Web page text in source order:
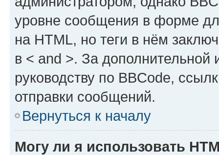
уровне сообщения в форме
на HTML, но теги в нём
в < and >. За
руководству по BBCode,
отправки сообщений.
Вернуться к началу
Могу ли я использовать